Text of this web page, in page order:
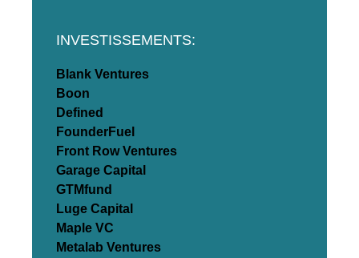
INVESTISSEMENTS:
Blank Ventures
Boon
Defined
FounderFuel
Front Row Ventures
Garage Capital
GTMfund
Luge Capital
Maple VC
Metalab Ventures